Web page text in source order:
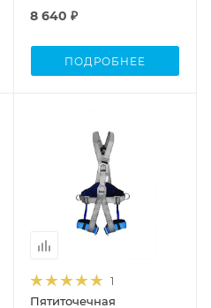
8 640 ₽
ПОДРОБНЕЕ
1
Пятиточечная